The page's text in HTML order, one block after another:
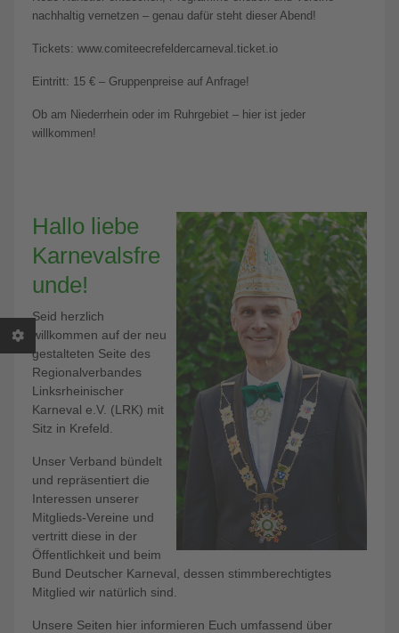
nachhaltig vernetzen – genau dafür steht dieser Abend!
Tickets: www.comiteecrefeldercarneval.ticket.io
Eintritt: 15 € – Gruppenpreise auf Anfrage!
Ob am Niederrhein oder im Ruhrgebiet – hier ist jeder
willkommen!
Hallo liebe
Karnevalsfre
unde!
Seid herzlich
willkommen auf der neu
gestalteten Seite des
Regionalverbandes
Linksrheinischer
Karneval e.V. (LRK) mit
Sitz in Krefeld.
Unser Verband bündelt
und repräsentiert die
Interessen unserer
Mitglieds-Vereine und
vertritt diese in der
Öffentlichkeit und beim
Bund Deutscher Karneval, dessen stimmberechtigtes
Mitglied wir natürlich sind.
Unsere Seiten hier informieren Euch umfassend über